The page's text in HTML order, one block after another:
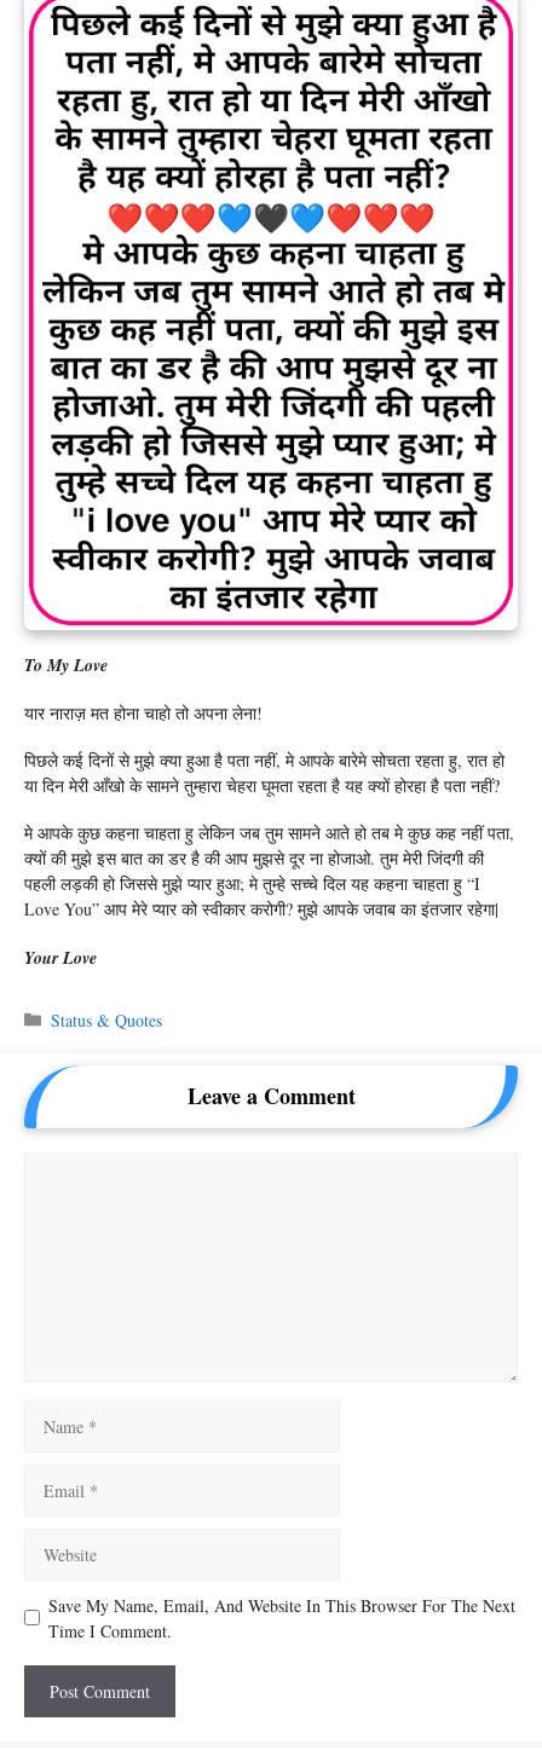
To My Love
यार नाराज़ मत होना चाहो तो अपना लेना!
पिछले कई दिनों से मुझे क्या हुआ है पता नहीं, मे आपके बारेमे सोचता रहता हु, रात हो
या दिन मेरी आँखो के सामने तुम्हारा चेहरा घूमता रहता है यह क्यों होरहा है पता नहीं?
मे आपके कुछ कहना चाहता हु लेकिन जब तुम सामने आते हो तब मे कुछ कह नहीं पता,
क्यों की मुझे इस बात का डर है की आप मुझसे दूर ना होजाओ. तुम मेरी जिंदगी की
पहली लड़की हो जिससे मुझे प्यार हुआ; मे तुम्हे सच्चे दिल यह कहना चाहता हु “i
Love You” आप मेरे प्यार को स्वीकार करोगी? मुझे आपके जवाब का इंतजार रहेगा|
Your Love
Categories
Status & Quotes
Leave a Comment
Save My Name, Email, And Website In This Browser For The Next
Time I Comment.